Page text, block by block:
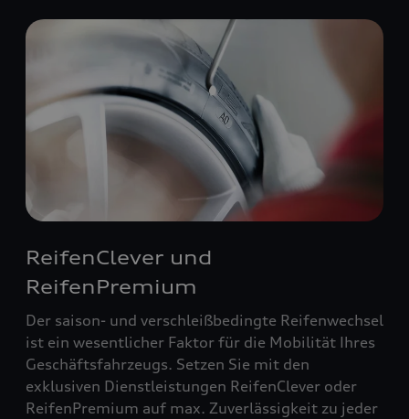
ReifenClever und
ReifenPremium
Der saison- und verschleißbedingte Reifenwechsel
ist ein wesentlicher Faktor für die Mobilität Ihres
Geschäftsfahrzeugs. Setzen Sie mit den
exklusiven Dienstleistungen ReifenClever oder
ReifenPremium auf max. Zuverlässigkeit zu jeder